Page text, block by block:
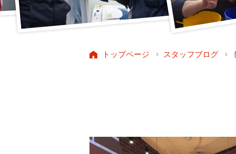
トップページ スタッフブログ